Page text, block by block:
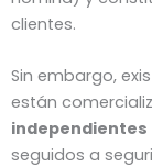
clientes.
Sin embargo,
están
independientes
seguidos a